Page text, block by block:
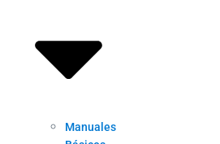
Manuales